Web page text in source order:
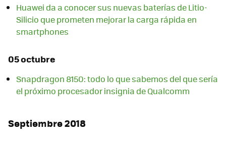
Huawei da a conocer sus nuevas baterías de Litio-
Silicio que prometen mejorar la carga rápida en
smartphones
05 octubre
Snapdragon 8150: todo lo que sabemos del que sería
el próximo procesador insignia de Qualcomm
Septiembre 2018